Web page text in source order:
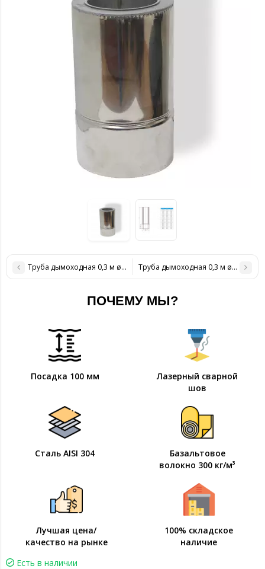
Труба дымоходная 0,3 м ø 160/220 н/н 0,6 ммТруба дымоходная 0,3 м ø 200/260
ПОЧЕМУ МЫ?
Посадка 100 мм
Лазерный сварной
шов
Сталь AISI 304
Базальтовое
волокно 300 кг/м³
Лучшая цена/
качество на рынке
100% складское
наличие
Есть в наличии